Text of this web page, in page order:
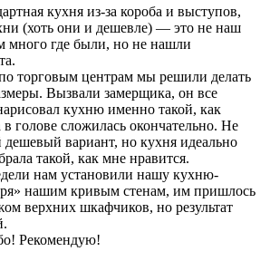
кухня из-за короба и выступов,
(хоть они и дешевле) — это не наш
много где были, но не нашли
торговым центрам мы решили делать
Вызвали замерщика, он все
кухню именно такой, как
в голове сложилась окончательно. Не
дешевый вариант, но кухня идеально
такой, как мне нравится.
нам установили нашу кухню-
нашим кривым стенам, им пришлось
верхних шкафчиков, но результат
Рекомендую!